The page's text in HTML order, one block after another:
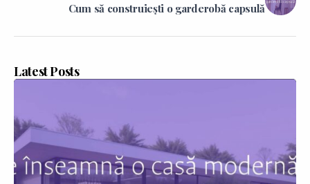
Cum să construiești o garderobă capsulă
Latest Posts